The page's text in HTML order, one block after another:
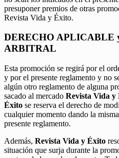
presuponer premios de otras
Revista Vida y Éxito.
DERECHO APLICABLE
ARBITRAL
Esta promoción se regirá por el
y por el presente reglamento y no
algún otro reglamento de alguna
sacado al mercado Revista Vida y
Éxito se reserva el derecho de
cualquier momento dando la
presente reglamento.
Además, Revista Vida y Éxito
situación que surja durante la